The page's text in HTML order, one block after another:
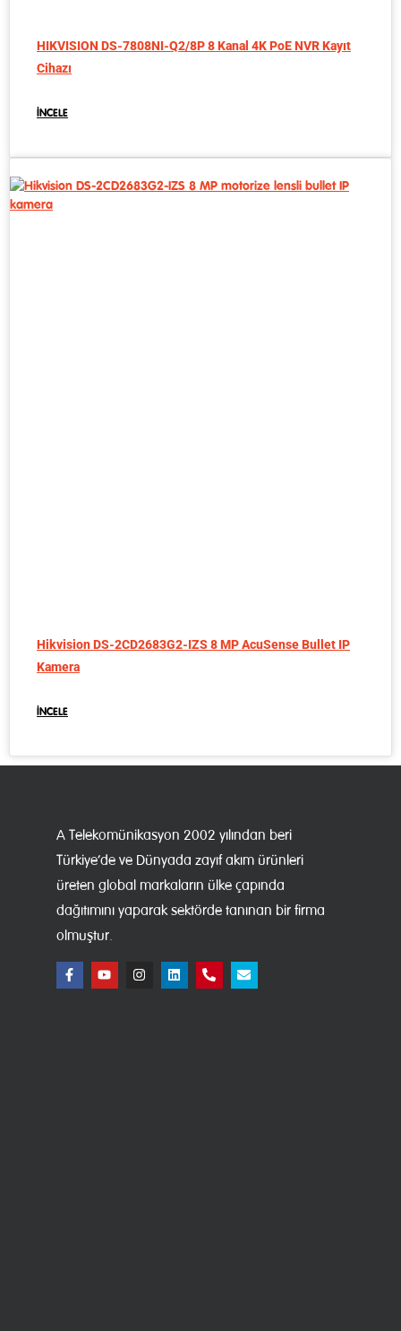
HIKVISION DS-7808NI-Q2/8P 8 Kanal 4K PoE NVR Kayıt
Cihazı
İNCELE
Hikvision DS-2CD2683G2-IZS 8 MP AcuSense Bullet IP
Kamera
İNCELE
A Telekomünikasyon 2002 yılından beri
Türkiye’de ve Dünyada zayıf akım ürünleri
üreten global markaların ülke çapında
dağıtımını yaparak sektörde tanınan bir firma
olmuştur.